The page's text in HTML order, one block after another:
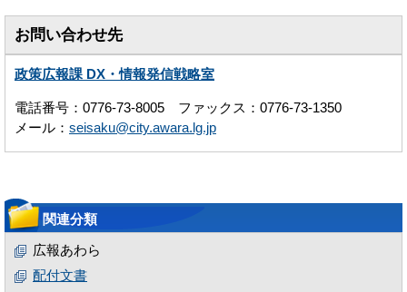
お問い合わせ先
政策広報課 DX・情報発信戦略室
電話番号：0776-73-8005 ファックス：0776-73-1350
メール： seisaku@city.awara.lg.jp
関連分類
広報あわら
配付文書